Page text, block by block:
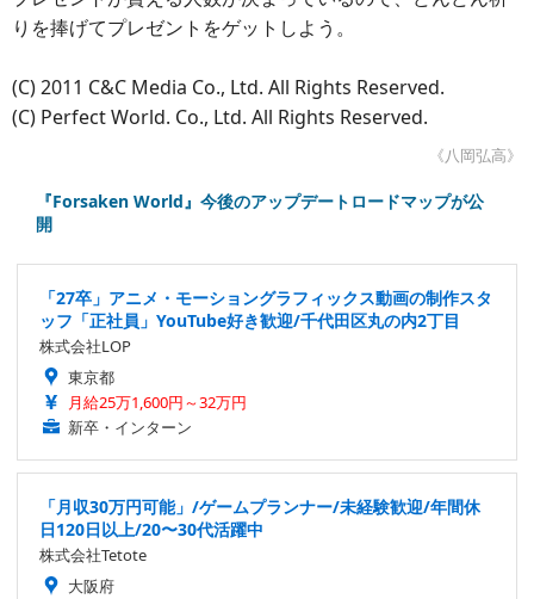
りを捧げてプレゼントをゲットしよう。
(C) 2011 C&C Media Co., Ltd. All Rights Reserved.
(C) Perfect World. Co., Ltd. All Rights Reserved.
《八岡弘高》
『Forsaken World』今後のアップデートロードマップが公
開
「27卒」アニメ・モーショングラフィックス動画の制作スタ
ッフ「正社員」YouTube好き歓迎/千代田区丸の内2丁目
株式会社LOP
東京都
月給25万1,600円～32万円
新卒・インターン
「月収30万円可能」/ゲームプランナー/未経験歓迎/年間休
日120日以上/20〜30代活躍中
株式会社Tetote
大阪府